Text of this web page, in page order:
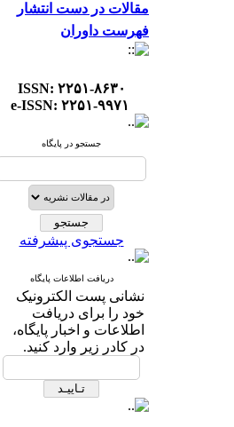
مقالات در دست انتشار
فهرست داوران
ISSN: ۲۲۵۱-۸۶۳۰
e-ISSN: ۲۲۵۱-۹۹۷۱
جستجو در پایگاه
جستجوی پیشرفته
دریافت اطلاعات پایگاه
نشانی پست الکترونیک
خود را برای دریافت
اطلاعات و اخبار پایگاه،
در کادر زیر وارد کنید.